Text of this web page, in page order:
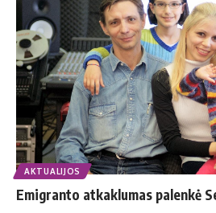
AKTUALIJOS
Emigranto atkaklumas palenkė